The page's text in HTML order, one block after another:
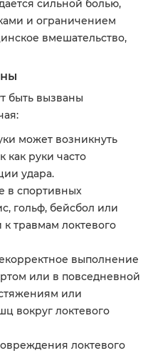
сильной болью,
и ограничением
вмешательство,
быть вызваны
может возникнуть
как руки часто
удара.
в спортивных
гольф, бейсбол или
травмам локтевого
выполнение
или в повседневной
или
вокруг локтевого
локтевого